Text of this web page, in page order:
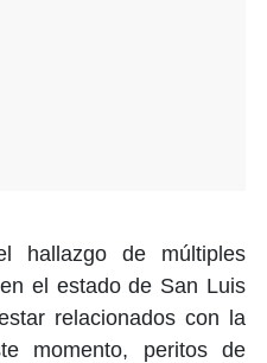
hallazgo de múltiples
el estado de San Luis
relacionados con la
momento, peritos de